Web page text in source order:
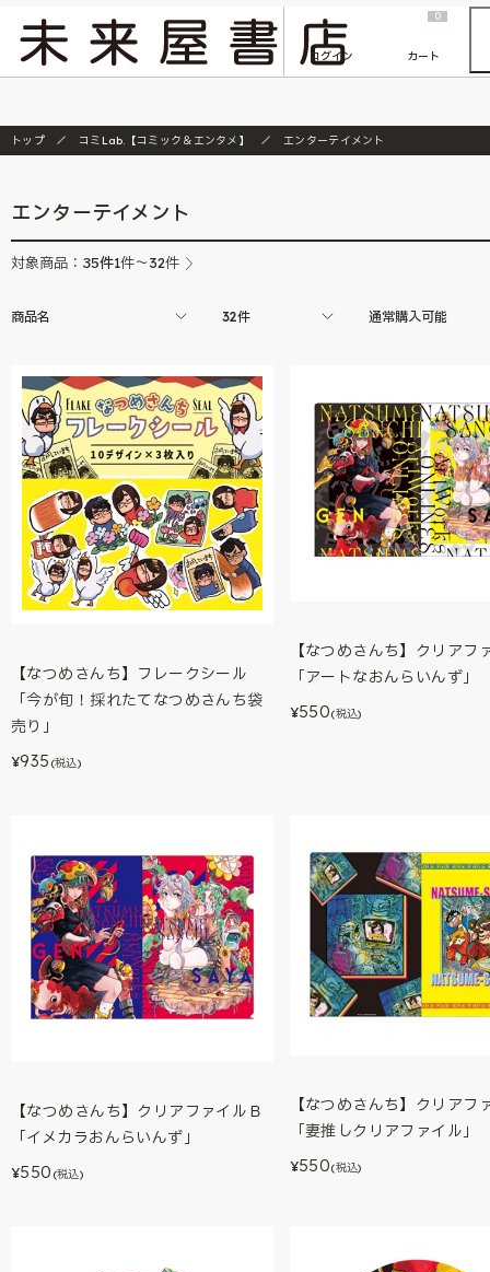
『ONE PIECE magazine 021 ONE PIECEカード付き同梱版』発売延期のご案内
ログイン
0
カート
トップ コミLab.【コミック＆エンタメ】 エンターテイメント
エンターテイメント
対象商品： 35件1件～32件
商品名 32件 通常購入可能
【なつめさんち】フレークシール
「今が旬！採れたてなつめさんち袋
売り」
¥935 (税込)
【なつめさんち】クリアフ
「アートなおんらいんず」
¥550(税込)
【なつめさんち】クリアファイルＢ
「イメカラおんらいんず」
¥550 (税込)
【なつめさんち】クリアフ
「妻推しクリアファイル」
¥550(税込)